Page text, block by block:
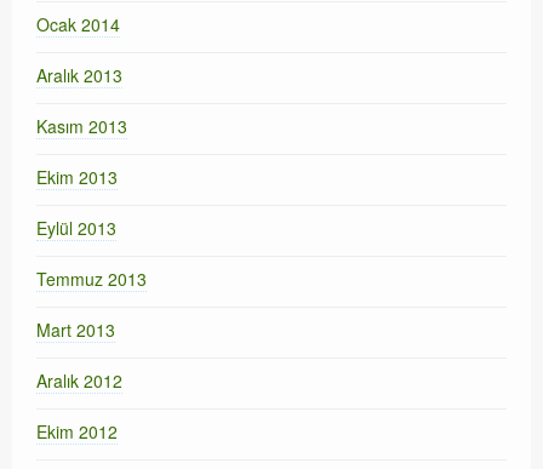
Ocak 2014
Aralık 2013
Kasım 2013
Ekim 2013
Eylül 2013
Temmuz 2013
Mart 2013
Aralık 2012
Ekim 2012